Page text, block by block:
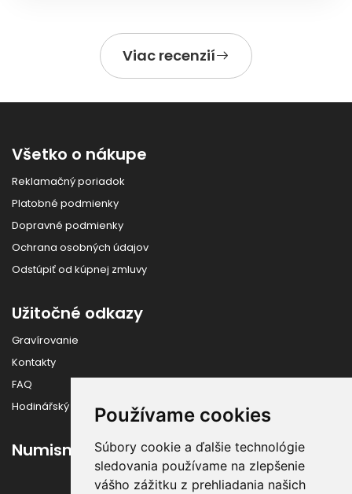
Používame cookies
Súbory cookie a ďalšie technológie
sledovania používame na zlepšenie
vášho zážitku z prehliadania našich
Viac recenzií
Všetko o nákupe
Reklamačný poriadok
Platobné podmienky
Dopravné podmienky
Ochrana osobných údajov
Odstúpiť od kúpnej zmluvy
Užitočné odkazy
Gravírovanie
Kontakty
FAQ
Hodinářský slovník
Numismatika